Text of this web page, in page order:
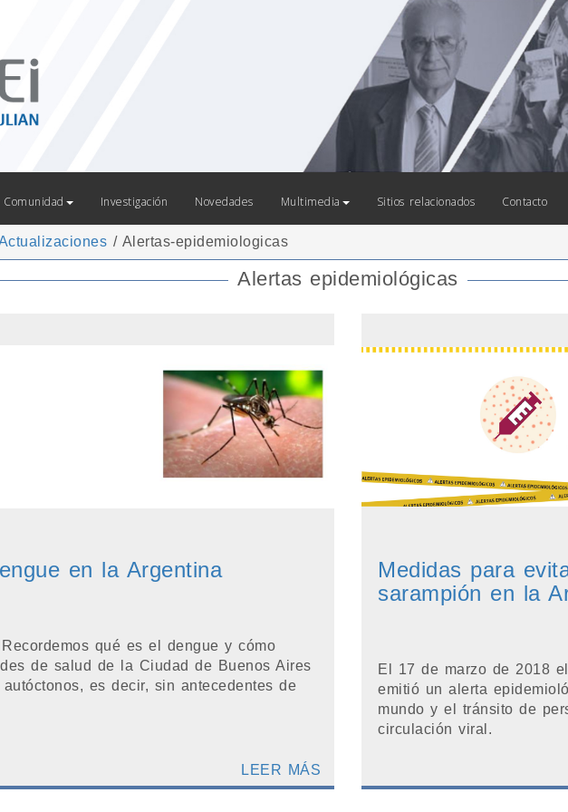
Comunidad Investigación Novedades Multimedia Sitios relacionados Contacto
/ Alertas-epidemiologicas
Alertas epidemiológicas
en la Argentina
qué es el dengue y cómo
de salud de la Ciudad de Buenos Aires
es decir, sin antecedentes de
LEER MÁS
Medidas para
sarampión en la
El 17 de marzo de 2018
emitió un alerta
mundo y el tránsito de
circulación viral.